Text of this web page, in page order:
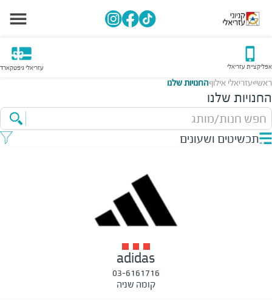
אפליקציית עזריאלי עזריאלי גיפטקארד
ראשי>עזריאלי אילון>החנויות שלנו
החנויות שלנו
חפש חנות/מותג
תכשיטים ושעונים
adidas
03-6161716
קומה שניה